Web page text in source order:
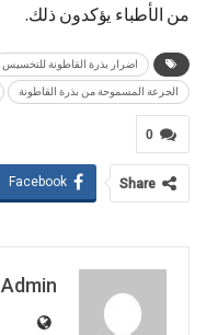
من الأطباء يؤكدون ذلك.
اضرار بذرة القاطونة للتخسيس
الجرعة المسموحة من بذرة القاطونة
0
Share
Facebook
Admin